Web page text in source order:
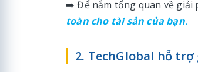
➡️ Để nắm tổng quan về giải
toàn cho tài sản của bạn.
2. TechGlobal hỗ